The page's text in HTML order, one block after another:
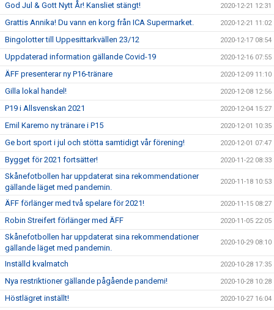
God Jul & Gott Nytt År! Kansliet stängt! 2020-12-21 12:31
Grattis Annika! Du vann en korg från ICA Supermarket. 2020-12-21 11:02
Bingolotter till Uppesittarkvällen 23/12 2020-12-17 08:54
Uppdaterad information gällande Covid-19 2020-12-16 07:55
ÄFF presenterar ny P16-tränare 2020-12-09 11:10
Gilla lokal handel! 2020-12-08 12:56
P19 i Allsvenskan 2021 2020-12-04 15:27
Emil Karemo ny tränare i P15 2020-12-01 10:35
Ge bort sport i jul och stötta samtidigt vår förening! 2020-12-01 07:47
Bygget för 2021 fortsätter! 2020-11-22 08:33
Skånefotbollen har uppdaterat sina rekommendationer
gällande läget med pandemin.
2020-11-18 10:53
ÄFF förlänger med två spelare för 2021! 2020-11-15 08:27
Robin Streifert förlänger med ÄFF 2020-11-05 22:05
Skånefotbollen har uppdaterat sina rekommendationer
gällande läget med pandemin.
2020-10-29 08:10
Inställd kvalmatch 2020-10-28 17:35
Nya restriktioner gällande pågående pandemi! 2020-10-28 10:28
Höstlägret inställt! 2020-10-27 16:04